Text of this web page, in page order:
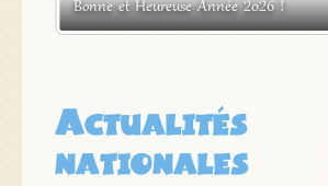
Bonne et Heureuse Année 2026 !
Actualités
nationales